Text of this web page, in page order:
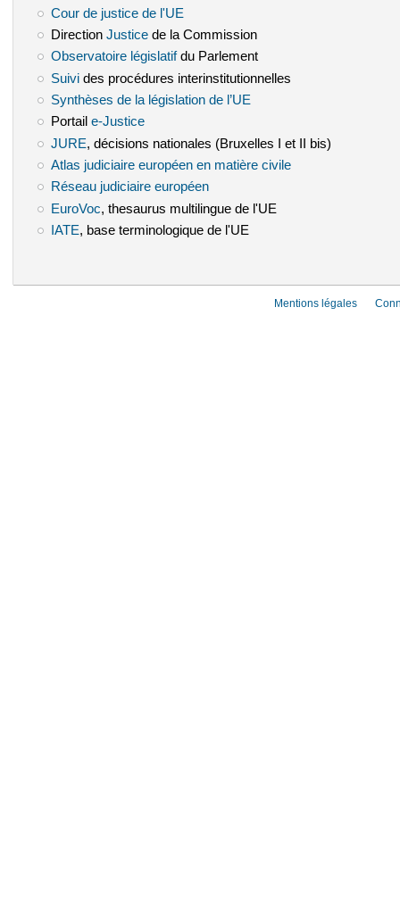
Cour de justice de l'UE
Direction Justice(le lien est externe)
de la Commission
Observatoire législatif(le lien est externe)
du Parlement
Suivi(le lien est externe)
des procédures interinstitutionnelles
Synthèses de la législation de l’UE
Portail e-Justice(le lien est externe)
JURE (le lien est externe)
, décisions nationales (Bruxelles I et II bis)
Atlas judiciaire européen en matière civile(le lien est externe)
Réseau judiciaire européen(le lien est externe)
EuroVoc (le lien est externe)
, thesaurus multilingue de l'UE
IATE(le lien est externe)
, base terminologique de l'UE
Mentions légales